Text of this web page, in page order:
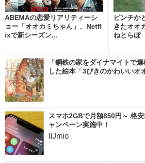
ABEMAの恋愛リアリティーシ
ョー「オオカミちゃん」、Netfl
ixで新シーズン...
ピンチか
きたオオ
ねとらぼ
「鋼鉄の家をダイナマイトで
した絵本「3びきのかわいいオ
スマホ2GBで月額850円～ 格
ャンペーン実施中！
IIJmio